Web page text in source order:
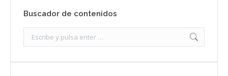
Buscador de contenidos